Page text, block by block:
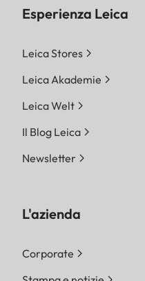
Esperienza Leica
Leica Stores
Leica Akademie
Leica Welt
Il Blog Leica
Newsletter
L'azienda
Corporate